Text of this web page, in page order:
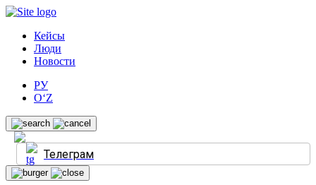
Кейсы
Люди
Новости
РУ
O‘Z
Телеграм